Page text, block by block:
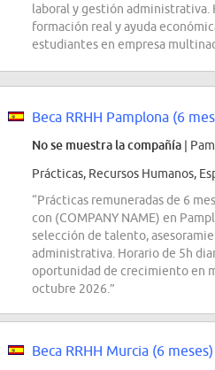
laboral y gestión administrativa.
formación real y ayuda
estudiantes en empresa
Beca RRHH Pamplona (6
No se muestra la compañía |
Prácticas, Recursos Humanos,
“Prácticas remuneradas de 6
con (COMPANY NAME) en
selección de talento,
administrativa. Horario de 5h
oportunidad de crecimiento en
octubre 2026.”
Beca RRHH Murcia (6 meses)